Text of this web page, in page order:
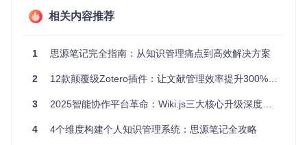
解决方案：插件看板功能实现任务可视化管理，支持拖拽操作
和实时同步
1.3 图表制作问题：专业图表插入复杂
场景描述：技术文档需插入数据可视化图表
解决方案：插件集成ECharts和PlantUML，支持代码生成图表
相关内容推荐
1 思源笔记完全指南：从知识管理痛点到高效解决方案
2 12款颠覆级Zotero插件：让文献管理效率提升300%的研究助手指南
3 2025智能协作平台革命：Wiki.js三大核心升级深度解析
4 4个维度构建个人知识管理系统：思源笔记全攻略